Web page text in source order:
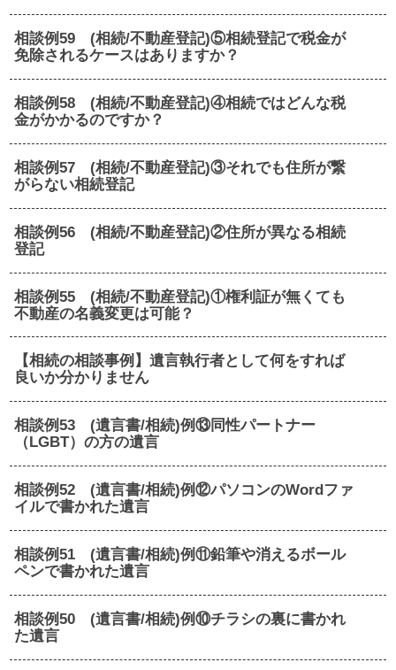
相談例59 (相続/不動産登記)⑤相続登記で税金が
免除されるケースはありますか？
相談例58 (相続/不動産登記)④相続ではどんな税
金がかかるのですか？
相談例57 (相続/不動産登記)③それでも住所が繋
がらない相続登記
相談例56 (相続/不動産登記)②住所が異なる相続
登記
相談例55 (相続/不動産登記)①権利証が無くても
不動産の名義変更は可能？
【相続の相談事例】遺言執行者として何をすれば
良いか分かりません
相談例53 (遺言書/相続)例⑬同性パートナー
（LGBT）の方の遺言
相談例52 (遺言書/相続)例⑫パソコンのWordファ
イルで書かれた遺言
相談例51 (遺言書/相続)例⑪鉛筆や消えるボール
ペンで書かれた遺言
相談例50 (遺言書/相続)例⑩チラシの裏に書かれ
た遺言